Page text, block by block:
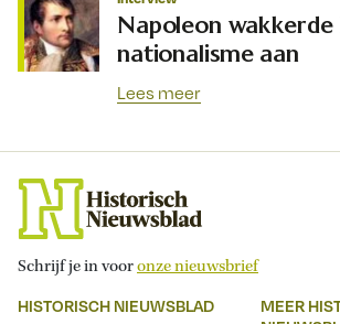
Napoleon
nationalisme aan
Lees meer
Schrijf je in vooronze nieuwsbrief
HISTORISCH NIEUWSBLAD
MEER